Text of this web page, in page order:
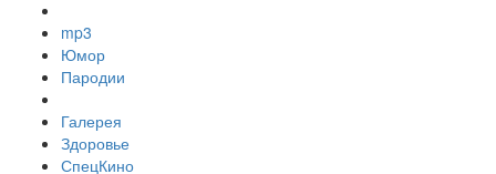
mp3
Юмор
Пародии
Галерея
Здоровье
СпецКино